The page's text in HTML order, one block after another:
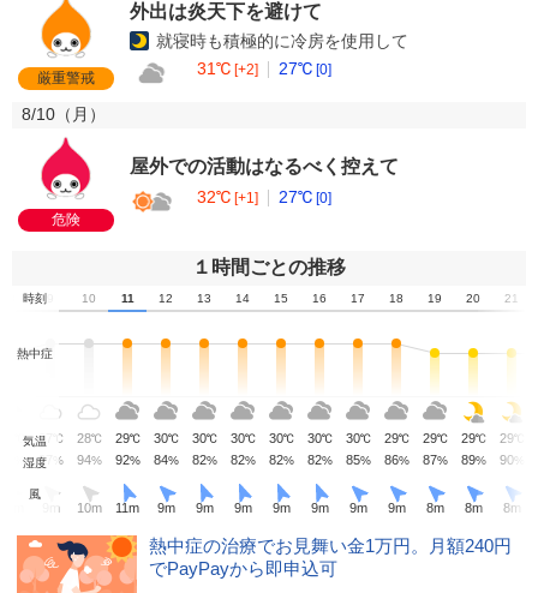
厳重警戒
外出は炎天下を避けて
就寝時も積極的に冷房を使用して
31℃ [+2] 27℃ [0]
8/10（ 月 ）
危険
屋外での活動はなるべく控えて
32℃ [+1] 27℃ [0]
１時間ごとの推移
時刻 10 11 12 13 14 15 16 17 18 19 20 21
熱中症
気温
℃ 27 ℃ 28℃ 29℃ 30℃ 30℃ 30℃ 30℃ 30℃ 30℃ 29℃ 29℃ 29℃ 29℃
湿度
% 97 % 94% 92% 84% 82% 82% 82% 82% 85% 86% 87% 89% 90%
風
m 10m 11m 9m 9m 9m 9m 9m 9m 9m 8m 8m 8m
熱中症の治療でお見舞い金1万円。月額240円
でPayPayから即申込可